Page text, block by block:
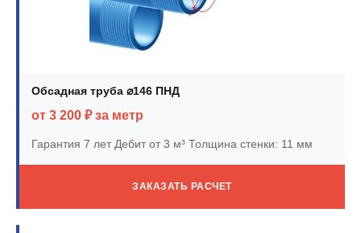
Обсадная труба ⌀146 ПНД
от 3 200 ₽ за метр
Гарантия 7 летДебит от 3 м³ Толщина стенки: 11 мм
ЗАКАЗАТЬ РАСЧЕТ